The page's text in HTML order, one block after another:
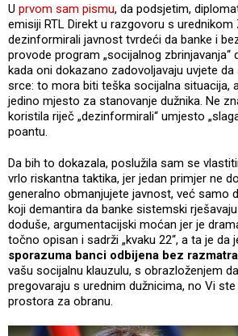
U prvom sam pismu, da podsjetim,
emisiji RTL Direkt u razgovoru s
dezinformirali javnost tvrdeći da banke i
provode program „socijalnog zbrinjavanja“
kada oni dokazano zadovoljavaju uvjete
srce: to mora biti teška socijalna situacija,
jedino mjesto za stanovanje dužnika. Ne
koristila riječ „dezinformirali“ umjesto
poantu.
Da bih to dokazala, poslužila sam se
vrlo riskantna taktika, jer jedan primjer ne
generalno obmanjujete javnost, već samo
koji demantira da banke sistemski
doduše, argumentacijski moćan jer je
točno opisan i sadrži „kvaku 22“, a ta je da
sporazuma banci odbijena bez
vašu socijalnu klauzulu, s obrazloženjem
pregovaraju s urednim dužnicima, no Vi
prostora za obranu.